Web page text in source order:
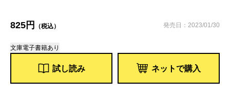
825円 （税込） 発売日：2023/01/30
文庫電子書籍あり
試し読み ネットで購入